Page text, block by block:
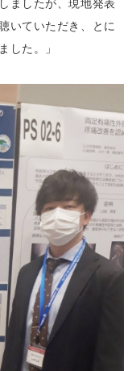
ましたが、現地発表
いていただき、とに
した。」